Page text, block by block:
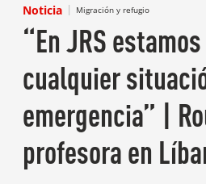
Noticia | Migración y refugio
“En JRS
cualquier
emergencia” |
profesora en